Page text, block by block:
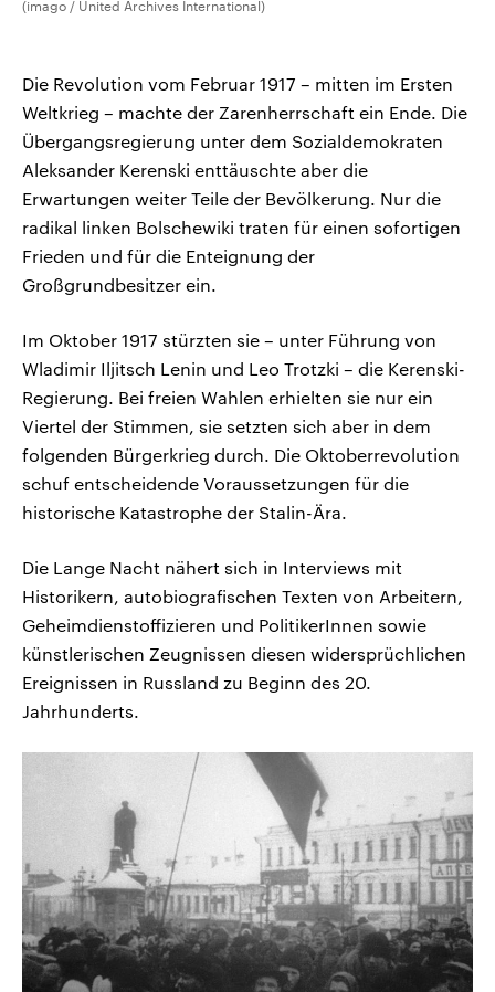
(imago / United Archives International)
Die Revolution vom Februar 1917 – mitten im Ersten
Weltkrieg – machte der Zarenherrschaft ein Ende. Die
Übergangsregierung unter dem Sozialdemokraten
Aleksander Kerenski enttäuschte aber die
Erwartungen weiter Teile der Bevölkerung. Nur die
radikal linken Bolschewiki traten für einen sofortigen
Frieden und für die Enteignung der
Großgrundbesitzer ein.
Im Oktober 1917 stürzten sie – unter Führung von
Wladimir Iljitsch Lenin und Leo Trotzki – die Kerenski-
Regierung. Bei freien Wahlen erhielten sie nur ein
Viertel der Stimmen, sie setzten sich aber in dem
folgenden Bürgerkrieg durch. Die Oktoberrevolution
schuf entscheidende Voraussetzungen für die
historische Katastrophe der Stalin-Ära.
Die Lange Nacht nähert sich in Interviews mit
Historikern, autobiografischen Texten von Arbeitern,
Geheimdienstoffizieren und PolitikerInnen sowie
künstlerischen Zeugnissen diesen widersprüchlichen
Ereignissen in Russland zu Beginn des 20.
Jahrhunderts.